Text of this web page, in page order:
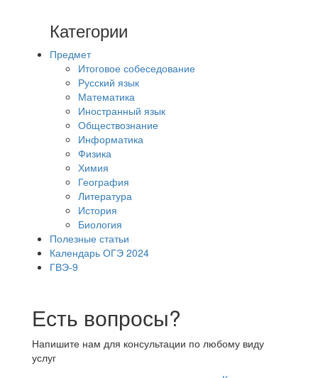
Категории
Предмет
Итоговое собеседование
Русский язык
Математика
Иностранный язык
Обществознание
Информатика
Физика
Химия
География
Литература
История
Биология
Полезные статьи
Календарь ОГЭ 2024
ГВЭ-9
Есть вопросы?
Напишите нам для консультации по любому виду
услуг